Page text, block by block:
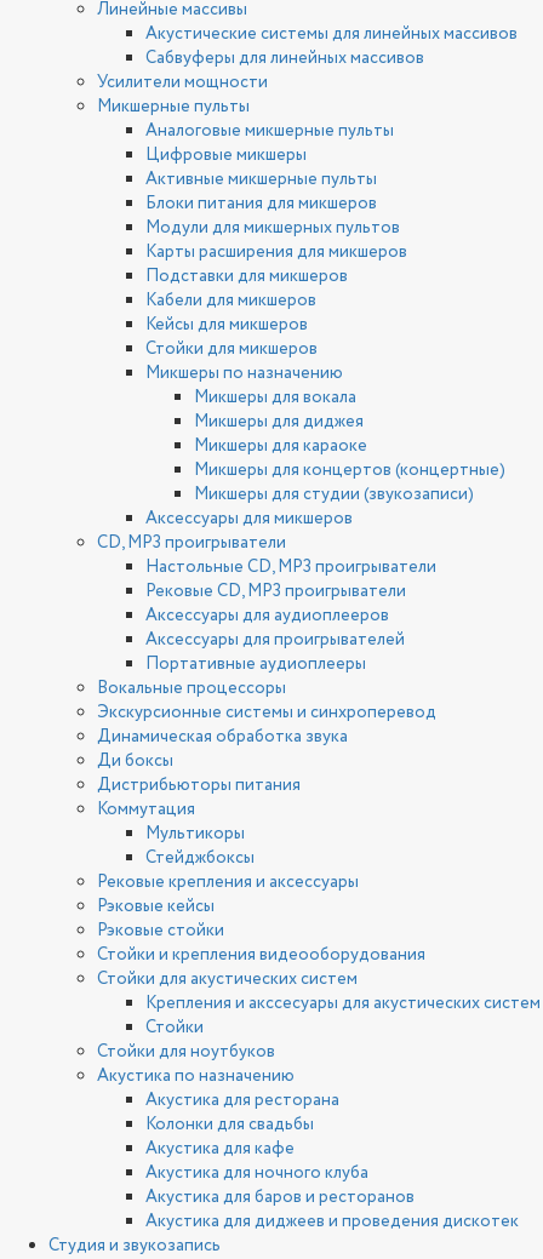
Линейные массивы
Акустические системы для линейных массивов
Сабвуферы для линейных массивов
Усилители мощности
Микшерные пульты
Аналоговые микшерные пульты
Цифровые микшеры
Активные микшерные пульты
Блоки питания для микшеров
Модули для микшерных пультов
Карты расширения для микшеров
Подставки для микшеров
Кабели для микшеров
Кейсы для микшеров
Стойки для микшеров
Микшеры по назначению
Микшеры для вокала
Микшеры для диджея
Микшеры для караоке
Микшеры для концертов (концертные)
Микшеры для студии (звукозаписи)
Аксессуары для микшеров
CD, MP3 проигрыватели
Настольные CD, MP3 проигрыватели
Рековые CD, MP3 проигрыватели
Аксессуары для аудиоплееров
Аксессуары для проигрывателей
Портативные аудиоплееры
Вокальные процессоры
Экскурсионные системы и синхроперевод
Динамическая обработка звука
Ди боксы
Дистрибьюторы питания
Коммутация
Мультикоры
Стейджбоксы
Рековые крепления и аксессуары
Рэковые кейсы
Рэковые стойки
Стойки и крепления видеооборудования
Стойки для акустических систем
Крепления и акссесуары для акустических систем
Стойки
Стойки для ноутбуков
Акустика по назначению
Акустика для ресторана
Колонки для свадьбы
Акустика для кафе
Акустика для ночного клуба
Акустика для баров и ресторанов
Акустика для диджеев и проведения дискотек
Студия и звукозапись